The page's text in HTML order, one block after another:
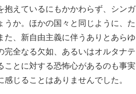
抱えているにもかかわらず、シンガ
か。ほかの国々と同じように、た
た、新自由主義に伴うありとあらゆ
完全なる欠如、あるいはオルタナテ
ことに対する恐怖心があるのも事実
じることはありませんでした。